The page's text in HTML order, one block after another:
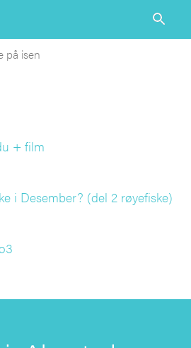
på isen
+ film
i Desember? (del 2 røyefiske)